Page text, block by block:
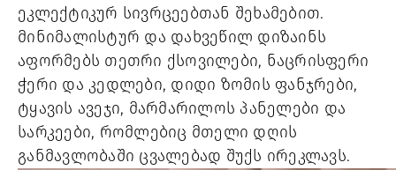
ეკლექტიკურ სივრცეებთან შეხამებით.
მინიმალისტურ და დახვეწილ დიზაინს
აფორმებს თეთრი ქსოვილები, ნაცრისფერი
ჭერი და კედლები, დიდი ზომის ფანჯრები,
ტყავის ავეჯი, მარმარილოს პანელები და
სარკეები, რომლებიც მთელი დღის
განმავლობაში ცვალებად შუქს ირეკლავს.